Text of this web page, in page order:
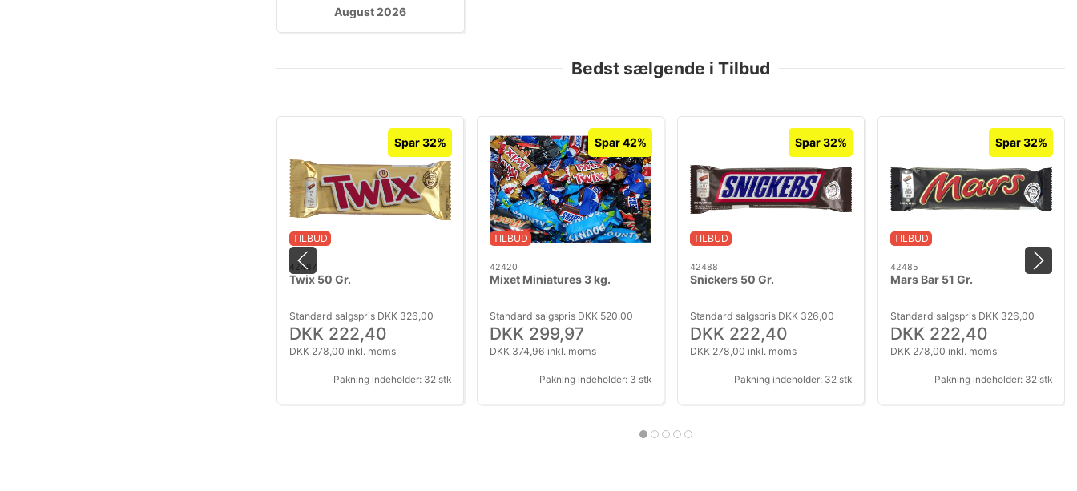
August 2026
Bedst sælgende i Tilbud
TILBUD
Spar 32%
42487
Twix 50 Gr.
Standard salgspris DKK 326,00
DKK 222,40
DKK 278,00 inkl. moms
Pakning indeholder: 32 stk
TILBUD
Spar 42%
42420
Mixet Miniatures 3 kg.
Standard salgspris DKK 520,00
DKK 299,97
DKK 374,96 inkl. moms
Pakning indeholder: 3 stk
TILBUD
Spar 32%
42488
Snickers 50 Gr.
Standard salgspris DKK 326,00
DKK 222,40
DKK 278,00 inkl. moms
Pakning indeholder: 32 stk
TILBUD
Spar 32%
42485
Mars Bar 51 Gr.
Standard salgspris DKK 326,00
DKK 222,40
DKK 278,00 inkl. moms
Pakning indeholder: 32 stk